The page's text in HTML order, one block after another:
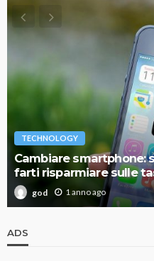
TECHNOLOGY
Cambiare smartphone:
farti risparmiare sulle
god 1 anno ago
ADS